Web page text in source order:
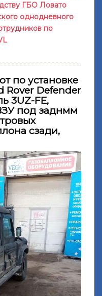
ГБО Ловато
однодневного
по
по установке
Defender
3UZ-FE,
под заднмм
сзади,